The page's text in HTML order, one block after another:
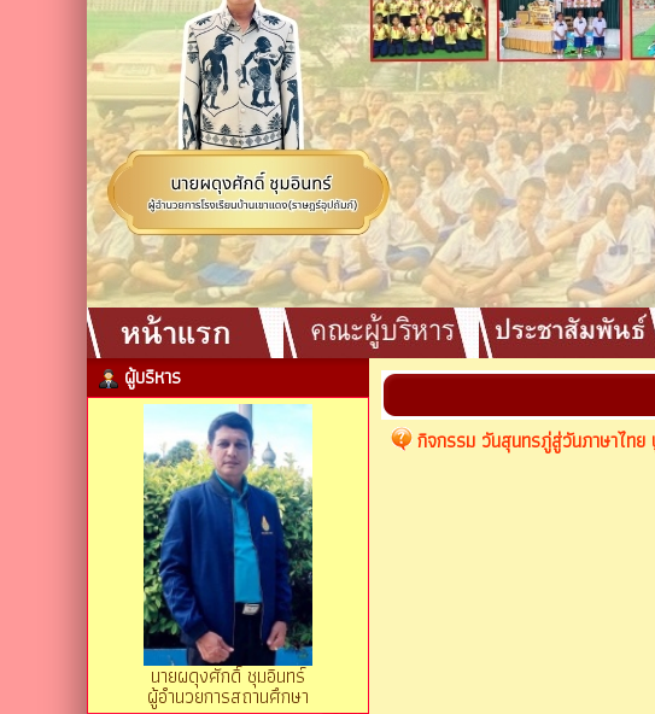
ผู้บริหาร
นายผดุงศักดิ์ ชุมอินทร์
ผู้อำนวยการสถานศึกษา
กิจกรรม วันสุนทรภู่สู่วันภาษาไท